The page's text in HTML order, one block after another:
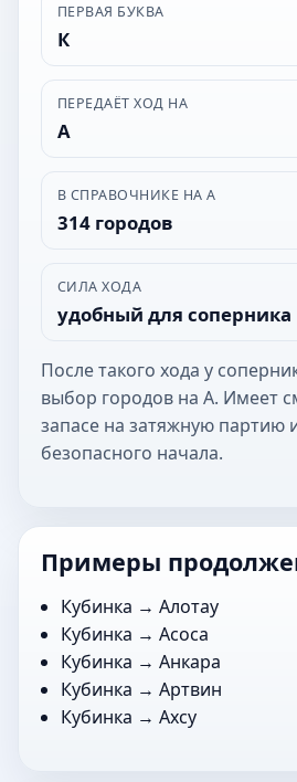
ПЕРВАЯ БУКВА
К
ПЕРЕДАЁТ ХОД НА
А
В СПРАВОЧНИКЕ НА А
314 городов
СИЛА ХОДА
удобный для соперника
После такого хода у
выбор городов на А. Имеет
запасе на затяжную партию
безопасного начала.
Примеры
Кубинка →Алотау
Кубинка →Асоса
Кубинка →Анкара
Кубинка →Артвин
Кубинка →Ахсу